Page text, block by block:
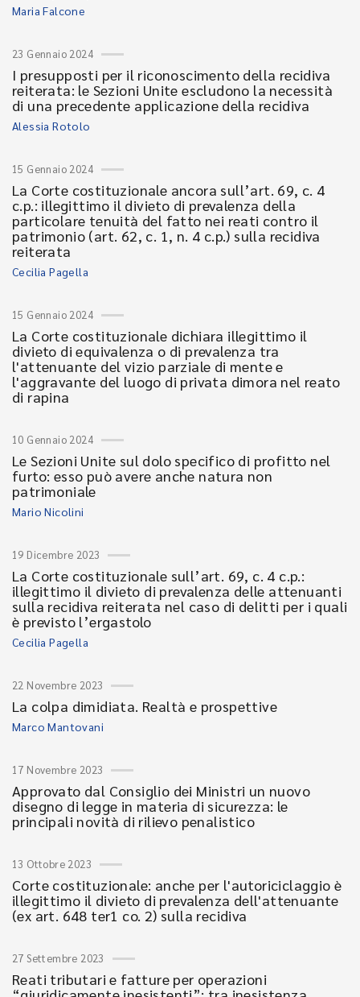
Maria Falcone
23 Gennaio 2024
I presupposti per il riconoscimento della recidiva
reiterata: le Sezioni Unite escludono la necessità
di una precedente applicazione della recidiva
Alessia Rotolo
15 Gennaio 2024
La Corte costituzionale ancora sull’art. 69, c. 4
c.p.: illegittimo il divieto di prevalenza della
particolare tenuità del fatto nei reati contro il
patrimonio (art. 62, c. 1, n. 4 c.p.) sulla recidiva
reiterata
Cecilia Pagella
15 Gennaio 2024
La Corte costituzionale dichiara illegittimo il
divieto di equivalenza o di prevalenza tra
l'attenuante del vizio parziale di mente e
l'aggravante del luogo di privata dimora nel reato
di rapina
10 Gennaio 2024
Le Sezioni Unite sul dolo specifico di profitto nel
furto: esso può avere anche natura non
patrimoniale
Mario Nicolini
19 Dicembre 2023
La Corte costituzionale sull’art. 69, c. 4 c.p.:
illegittimo il divieto di prevalenza delle attenuanti
sulla recidiva reiterata nel caso di delitti per i quali
è previsto l’ergastolo
Cecilia Pagella
22 Novembre 2023
La colpa dimidiata. Realtà e prospettive
Marco Mantovani
17 Novembre 2023
Approvato dal Consiglio dei Ministri un nuovo
disegno di legge in materia di sicurezza: le
principali novità di rilievo penalistico
13 Ottobre 2023
Corte costituzionale: anche per l'autoriciclaggio è
illegittimo il divieto di prevalenza dell'attenuante
(ex art. 648 ter1 co. 2) sulla recidiva
27 Settembre 2023
Reati tributari e fatture per operazioni